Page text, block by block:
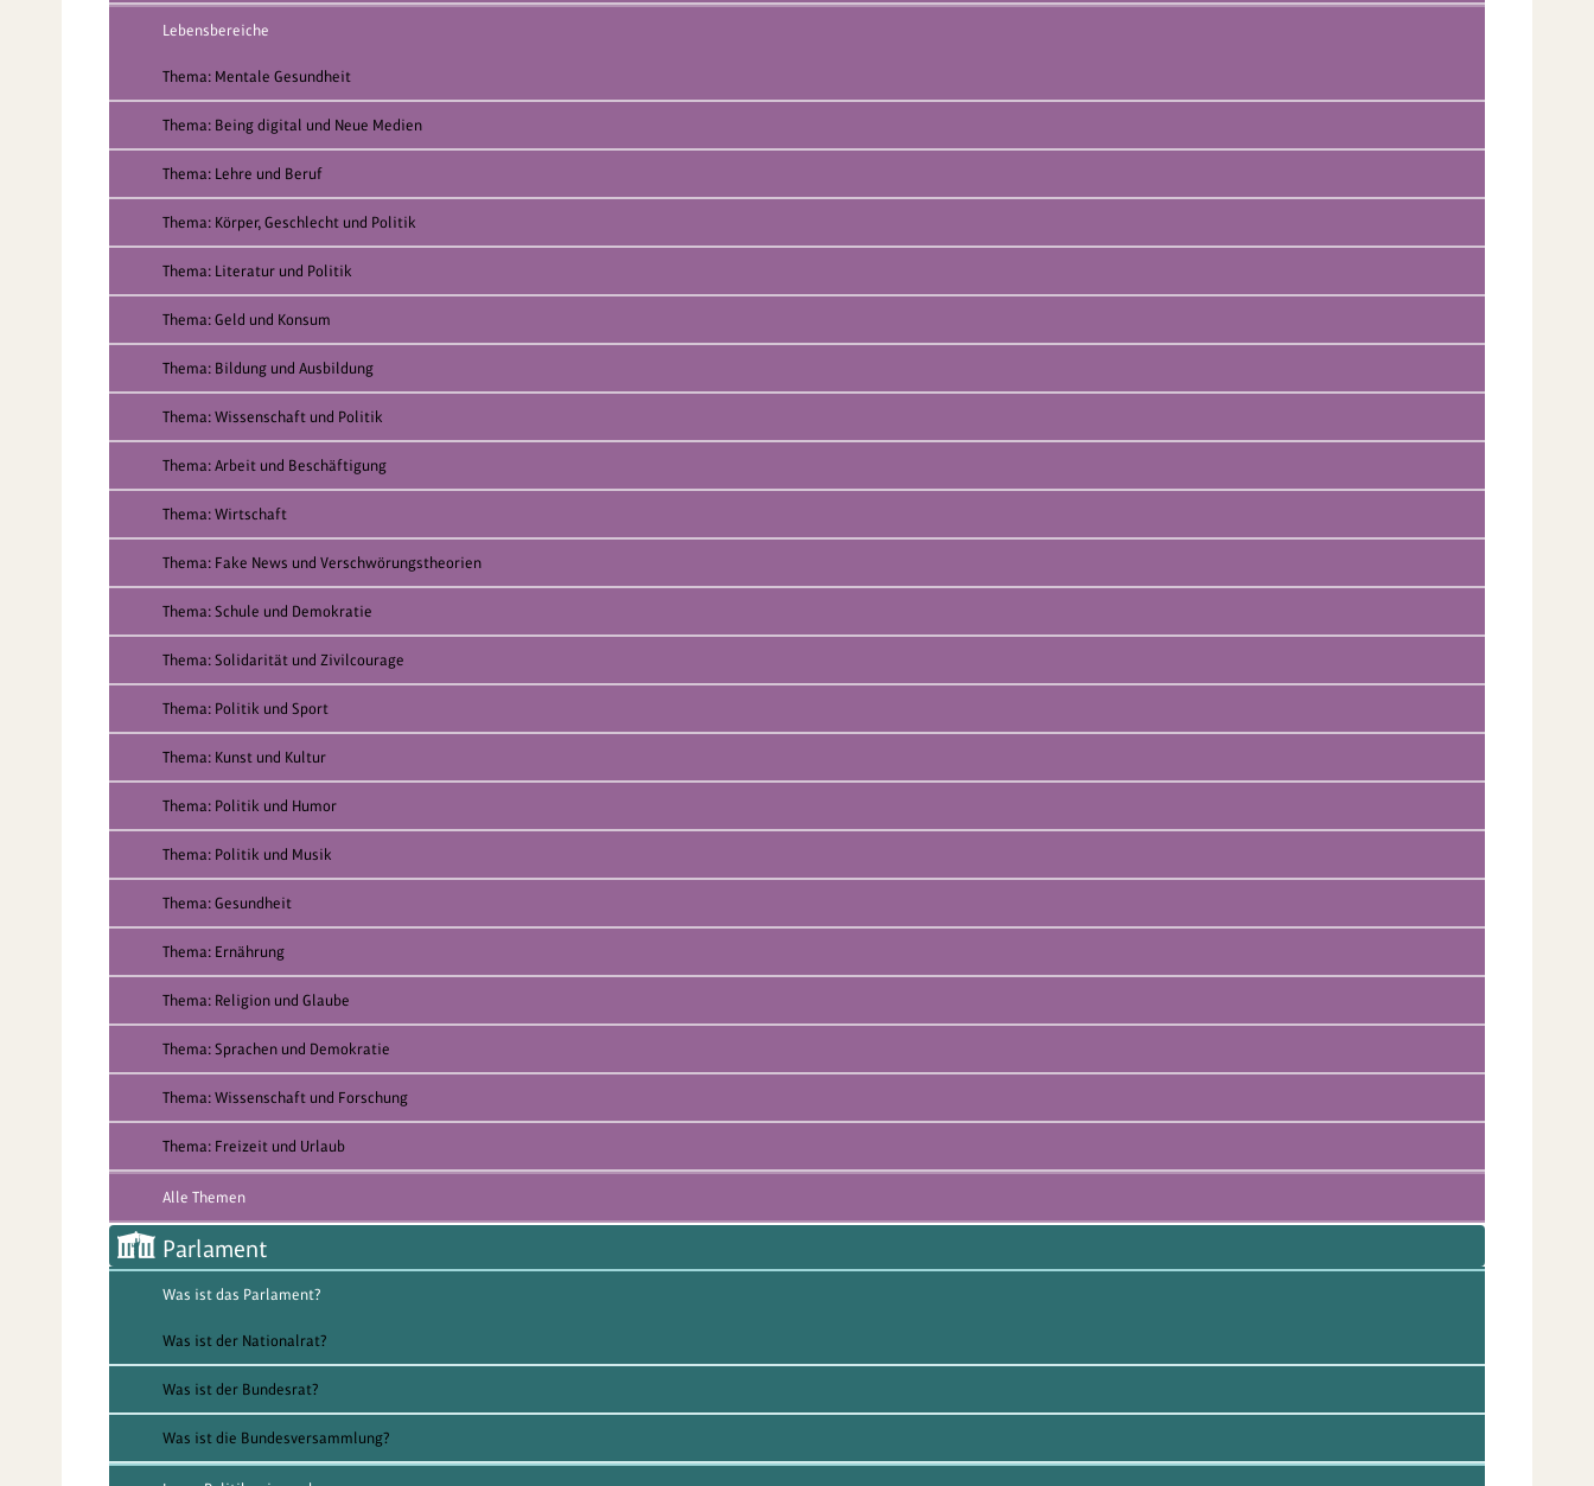
Lebensbereiche
Thema: Mentale Gesundheit
Thema: Being digital und Neue Medien
Thema: Lehre und Beruf
Thema: Körper, Geschlecht und Politik
Thema: Literatur und Politik
Thema: Geld und Konsum
Thema: Bildung und Ausbildung
Thema: Wissenschaft und Politik
Thema: Arbeit und Beschäftigung
Thema: Wirtschaft
Thema: Fake News und Verschwörungstheorien
Thema: Schule und Demokratie
Thema: Solidarität und Zivilcourage
Thema: Politik und Sport
Thema: Kunst und Kultur
Thema: Politik und Humor
Thema: Politik und Musik
Thema: Gesundheit
Thema: Ernährung
Thema: Religion und Glaube
Thema: Sprachen und Demokratie
Thema: Wissenschaft und Forschung
Thema: Freizeit und Urlaub
Alle Themen
Parlament
Was ist das Parlament?
Was ist der Nationalrat?
Was ist der Bundesrat?
Was ist die Bundesversammlung?